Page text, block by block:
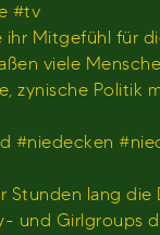
#tv
Mitgefühl für
viele
zynische
#niedecken
Stunden lang
und